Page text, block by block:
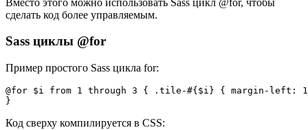
сделать код более управляемым.
Sass циклы @for
Пример простого Sass цикла for:
@for $i from 1 through 3 { .tile-#{$i} { margin-left:
Код сверху компилируется в CSS: